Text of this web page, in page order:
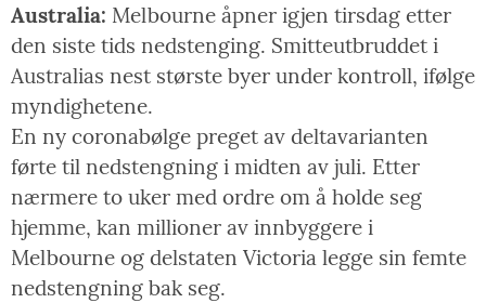
Australia: Melbourne åpner igjen tirsdag etter
den siste tids nedstenging. Smitteutbruddet i
Australias nest største byer under kontroll, ifølge
myndighetene.
En ny coronabølge preget av deltavarianten
førte til nedstengning i midten av juli. Etter
nærmere to uker med ordre om å holde seg
hjemme, kan millioner av innbyggere i
Melbourne og delstaten Victoria legge sin femte
nedstengning bak seg.